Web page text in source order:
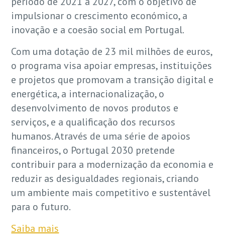
impulsionar o crescimento económico, a
inovação e a coesão social em Portugal.
Com uma dotação de 23 mil milhões de euros,
o programa visa apoiar empresas, instituições
e projetos que promovam a transição digital e
energética, a internacionalização, o
desenvolvimento de novos produtos e
serviços, e a qualificação dos recursos
humanos. Através de uma série de apoios
financeiros, o Portugal 2030 pretende
contribuir para a modernização da economia e
reduzir as desigualdades regionais, criando
um ambiente mais competitivo e sustentável
para o futuro.
Saiba mais